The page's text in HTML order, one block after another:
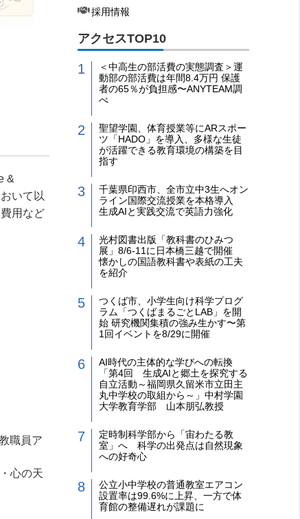
&
いて以
用など
職員ア
心の天
採用情報
アクセスTOP10
＜中高生の部活費の実態調査＞運
動部の部活費は年間8.4万円 保護
者の65％が負担感〜ANYTEAM調
べ
聖望学園、体育授業等にARスポー
ツ「HADO」を導入、多様な生徒
が活躍できる教育環境の構築を目
指す
千葉県印西市、全市立中3生へオン
ライン国際交流授業を本格導入
生成AIと実践交流で英語力強化
光村図書出版「教科書のひみつ
展」8/6-11に日本橋三越で開催
懐かしの国語教科書や表紙の工夫
を紹介
つくば市、小学生向け科学プログ
ラム「つくばまるごとLAB」を開
始 研究機関集積の強み生かす〜第
1回イベントを8/29に開催
AI時代の主体的な学びへの転換
「第4回 生成AIと郷土を探究する
自立活動～福岡県久留米市立田主
丸中学校の取組から～」中村学園
大学教育学部 山本朋弘教授
定時制科学部から「宙わたる教
室」へ 科学の出発点は自然現象
への好奇心
公立小中学校の普通教室エアコン
設置率は99.6%に上昇、一方で体
育館の整備遅れが課題に